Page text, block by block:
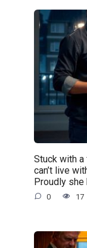
Stuck with
can’t live
Proudly she
0 17